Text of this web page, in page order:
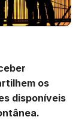
os
disponíveis